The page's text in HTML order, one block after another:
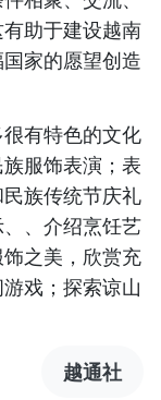
助于建设越南
家的愿望创造
有特色的文化
服饰表演；表
族传统节庆礼
、介绍烹饪艺
之美，欣赏充
戏；探索谅山
越通社